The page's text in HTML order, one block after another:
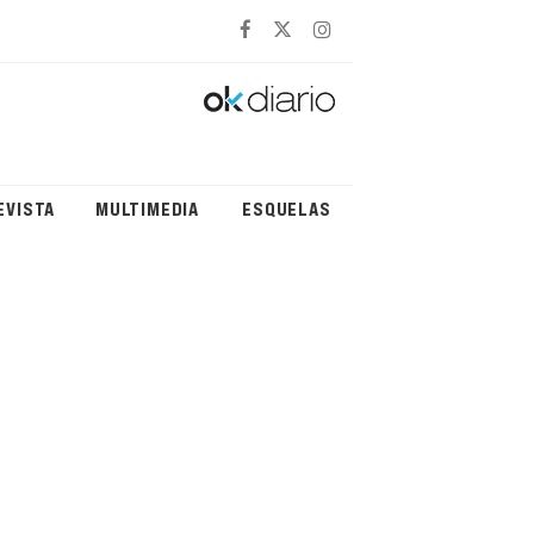
MULTIMEDIA ESQUELAS